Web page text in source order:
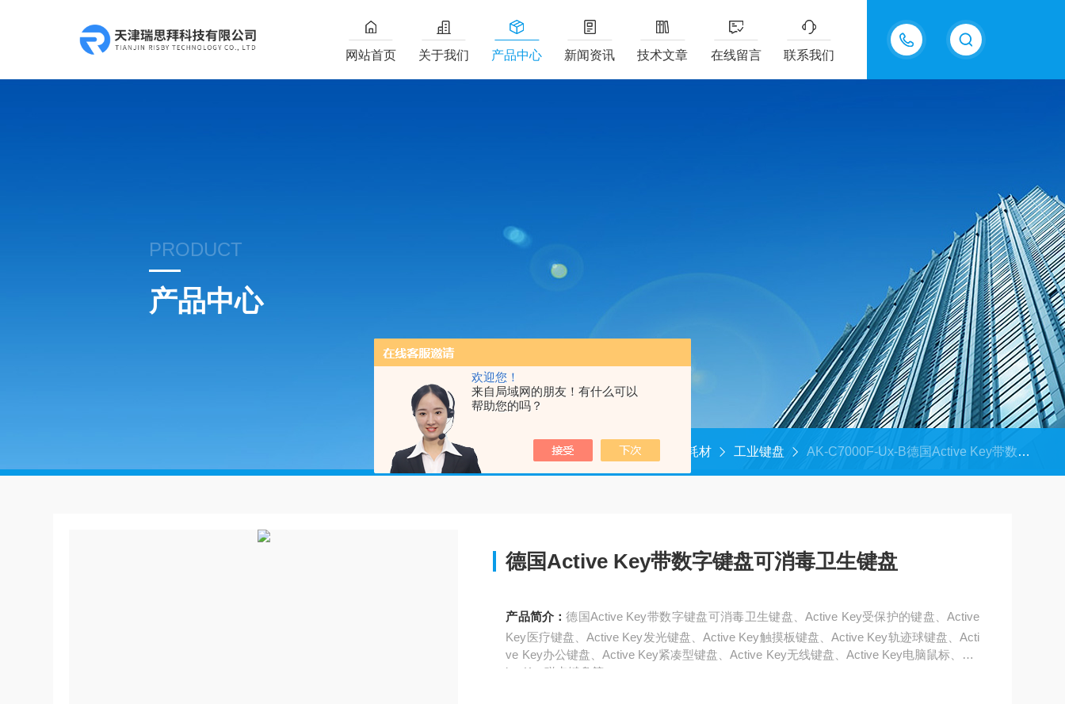
欢迎您！
来自局域网的朋友！有什么可以
帮助您的吗？
18202625585
网站首页 关于我们 产品中心 新闻资讯 技术文章 在线留言 联系我们
PRODUCT
产品中心
首页 产品中心 配件耗材 工业键盘 AK-C7000F-Ux-B德国Active Key带数字键盘可消毒卫生键盘
德国Active Key带数字键盘可消毒卫生键盘
产品简介：德国Active Key带数字键盘可消毒卫生键盘、Active Key受保护的键盘、Active
Key医疗键盘、Active Key发光键盘、Active Key触摸板键盘、Active Key轨迹球键盘、Acti
ve Key办公键盘、Active Key紧凑型键盘、Active Key无线键盘、Active Key电脑鼠标、Act
ive Key磁卡键盘等